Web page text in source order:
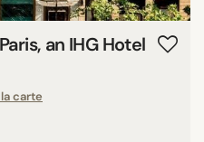
an IHG Hotel
carte